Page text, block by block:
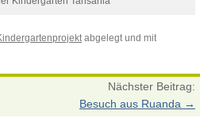
abgelegt und mit
Nächster Beitrag:
Besuch aus Ruanda →